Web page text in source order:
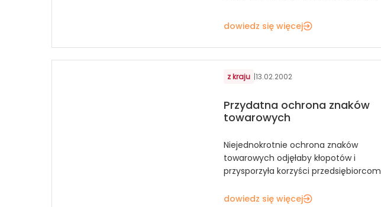
dowiedz się więcej
z kraju |13.02.2002
Przydatna ochrona znaków
towarowych
Niejednokrotnie ochrona znaków
towarowych odjęłaby kłopotów i
przysporzyła korzyści przedsiębiorcom
dowiedz się więcej